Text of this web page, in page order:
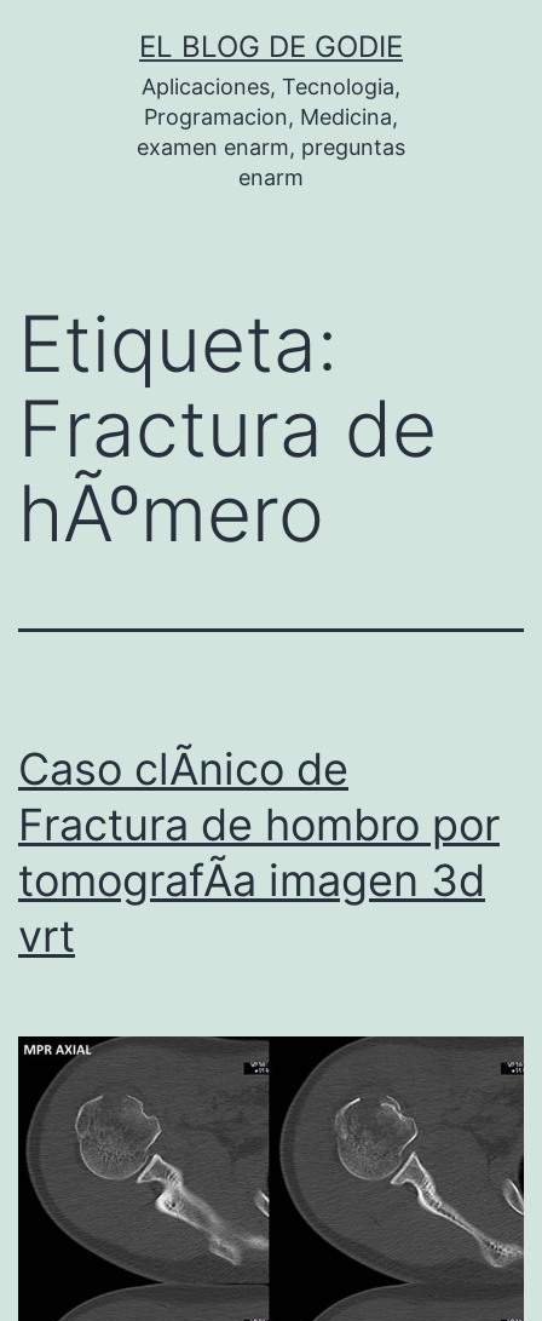
EL BLOG DE GODIE
Aplicaciones, Tecnologia,
Programacion, Medicina,
examen enarm, preguntas
enarm
Etiqueta:
Fractura de
hÃºmero
Caso clÃ­nico de
Fractura de hombro por
tomografÃ­a imagen 3d
vrt